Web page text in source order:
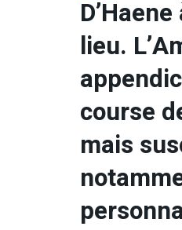
lieu.
course
mais